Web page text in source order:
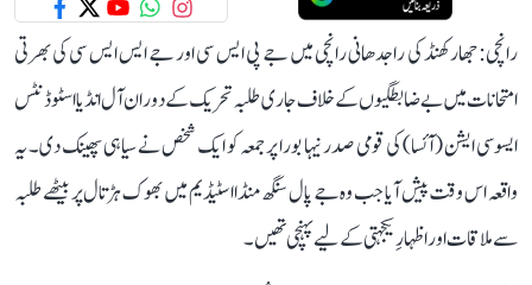
رانچی: جھارکھنڈ کی راجدھانی رانچی میں جے پی ایس سی اور جے ایس ایس سی کی بھرتی
امتحانات میں بے ضابطگیوں کے خلاف جاری طلبہ تحریک کے دوران آل انڈیا اسٹوڈنٹس
ایسوسی ایشن (آئسا) کی قومی صدر نیہا بورا پر جمعہ کو ایک شخص نے سیاہی پھینک دی۔ یہ
واقعہ اس وقت پیش آیا جب وہ جے پال سنگھ منڈا اسٹیڈیم میں بھوک ہڑتال پر بیٹھے طلبہ
سے ملاقات اور اظہارِ یکجہتی کے لیے پہنچی تھیں۔